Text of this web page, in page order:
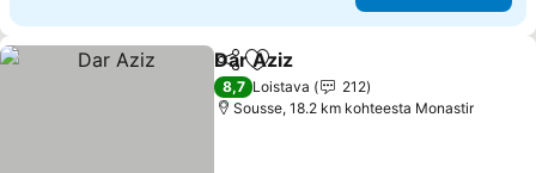
Jaa Lisää suosikkeihin
Dar Aziz
8,7 Loistava
212
Sousse, 18.2 km kohteesta Monastir